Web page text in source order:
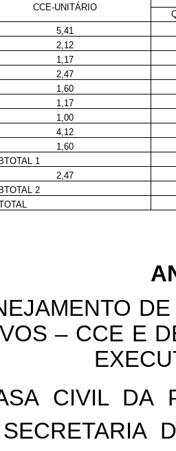
CCE-UNITÁRIO
5,41
2,12
1,17
2,47
1,60
1,17
1,00
4,12
1,60
1
2,47
2
DE
– CCE E
CIVIL DA
SECRETARIA